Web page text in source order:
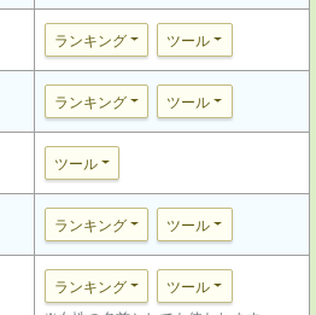
ランキング ツール
ランキング ツール
ツール
ランキング ツール
ランキング
ツール